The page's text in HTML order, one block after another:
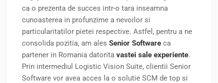
ca o prezenta de succes intr-o tara inseamna
cunoasterea in profunzime a nevoilor si
particularitatilor pietei respective. Astfel, pentru a ne
consolida pozitia, am ales Senior Software ca
partener in Romania datorita vastei sale experiente.
Prin intermediul Logistic Vision Suite, clientii Senior
Software vor avea acces la o solutie SCM de top si